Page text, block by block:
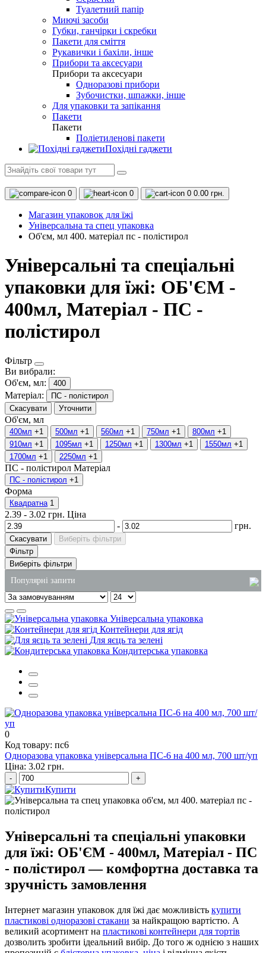
Туалетний папір
Миючі засоби
Губки, ганчірки і скребки
Пакети для сміття
Рукавички і бахіли, інше
Прибори та аксесуари
Прибори та аксесуари
Одноразові прибори
Зубочистки, шпажки, інше
Для упаковки та запікання
Пакети
Пакети
Поліетиленові пакети
Похідні гаджети
0 0 0 0.00 грн.
Магазин упаковок для їжі
Універсальна та спец упаковка
Об'єм, мл 400. матеріал пс - полістирол
Універсальні та спеціальні
упаковки для їжі: ОБ'ЄМ -
400мл, Матеріал - ПС -
полістирол
Фільтр
Ви вибрали:
Об'єм, мл:
400
Матеріал:
ПС - полістирол
Скасувати
Уточнити
Об'єм, мл
400мл +1 500мл +1 560мл +1 750мл +1 800мл +1
910мл +1 1095мл +1 1250мл +1 1300мл +1 1550мл +1
1700мл +1 2250мл +1
ПС - полістирол Матеріал
ПС - полістирол +1
Форма
Квадратна 1
2.39 - 3.02 грн. Ціна
-
грн.
Скасувати
Виберіть фільтри
Фільтр
Виберіть фільтри
Популярні запити
бокси для ролів
пакети оптом
харчовий одноразовий контейнер
купити лоток для ягід
відро харчове пластикове
Універсальна упаковка
Контейнери для ягід
Для яєць та зелені
Кондитерська упаковка
0
Код товару: пс6
Одноразова упаковка універсальна ПС-6 на 400 мл, 700 шт/уп
Ціна: 3.02 грн.
- +
Купити
Універсальні та спеціальні упаковки
для їжі: ОБ'ЄМ - 400мл, Матеріал - ПС
- полістирол — комфортна доставка та
зручність замовлення
Інтернет магазин упаковок для їжі дає можливість купити
пластикові одноразові стакани за найкращою вартістю. А
великий асортимент на пластикові контейнери для тортів
дозволить зробити ідеальний вибір. До того ж однією з наших